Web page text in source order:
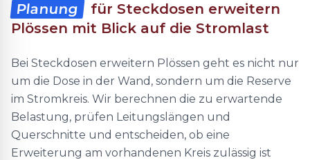
Planung
für Steckdosen erweitern
Plössen mit Blick auf die Stromlast
Bei Steckdosen erweitern Plössen geht es nicht nur
um die Dose in der Wand, sondern um die Reserve
im Stromkreis. Wir berechnen die zu erwartende
Belastung, prüfen Leitungslängen und
Querschnitte und entscheiden, ob eine
Erweiterung am vorhandenen Kreis zulässig ist